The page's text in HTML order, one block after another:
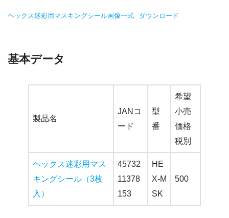
ヘックス迷彩用マスキングシール画像一式 ダウンロード
基本データ
製品名
JANコ
ード
型
番
希望
小売
価格
税別
ヘックス迷彩用マス
キングシール（3枚
入）
45732
11378
153
HE
X-M
SK
500